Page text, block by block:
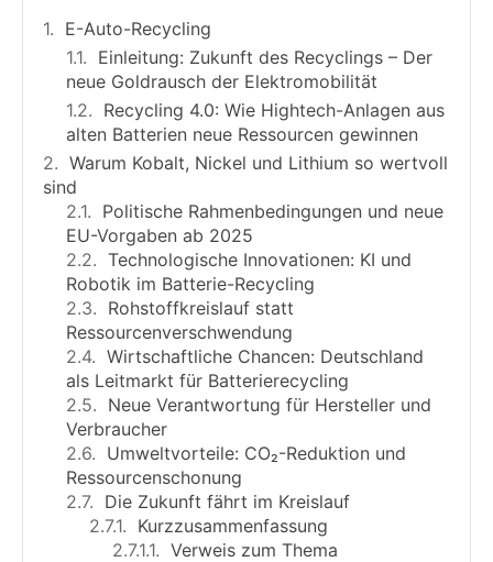
E-Auto-Recycling
Einleitung: Zukunft des Recyclings – Der
neue Goldrausch der Elektromobilität
Recycling 4.0: Wie Hightech-Anlagen aus
alten Batterien neue Ressourcen gewinnen
Warum Kobalt, Nickel und Lithium so wertvoll
sind
Politische Rahmenbedingungen und neue
EU-Vorgaben ab 2025
Technologische Innovationen: KI und
Robotik im Batterie-Recycling
Rohstoffkreislauf statt
Ressourcenverschwendung
Wirtschaftliche Chancen: Deutschland
als Leitmarkt für Batterierecycling
Neue Verantwortung für Hersteller und
Verbraucher
Umweltvorteile: CO₂-Reduktion und
Ressourcenschonung
Die Zukunft fährt im Kreislauf
Kurzzusammenfassung
Verweis zum Thema